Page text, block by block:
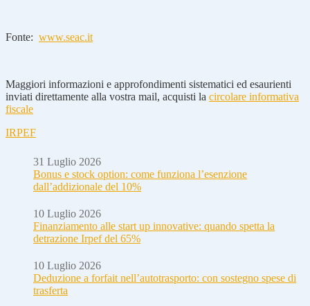
Fonte: www.seac.it
Maggiori informazioni e approfondimenti sistematici ed esaurienti
inviati direttamente alla vostra mail, acquisti la circolare informativa
fiscale
IRPEF
31 Luglio 2026
Bonus e stock option: come funziona l’esenzione
dall’addizionale del 10%
10 Luglio 2026
Finanziamento alle start up innovative: quando spetta la
detrazione Irpef del 65%
10 Luglio 2026
Deduzione a forfait nell’autotrasporto: con sostegno spese di
trasferta